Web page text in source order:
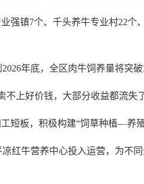
镇7个、千头养牛专业村22个
年底，全区肉牛饲养量将突破
好价钱，大部分收益都流失
板，积极构建“饲草种植—养
牛营养中心投入运营，为不